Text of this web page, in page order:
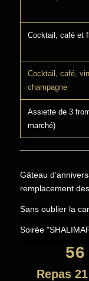
Cocktail, café et
Cocktail, café,
champagne
Assiette de 3
marché)
Gâteau
remplacement
Sans oublier la
Soirée
Repas